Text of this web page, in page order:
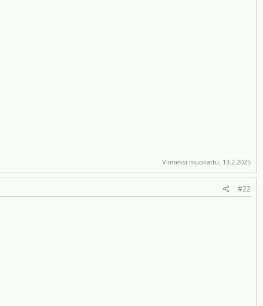
Viimeksi muokattu: 13.2.2025
#22